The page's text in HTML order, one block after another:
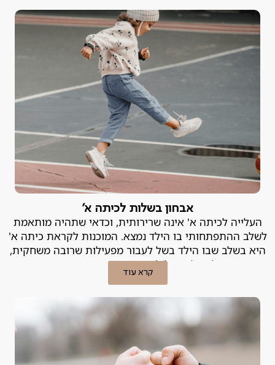
אבחון בשלות לכיתה א'
העלייה לכיתה א' אינה שרירותית, וכדאי שתהיה מותאמת
לשלב ההתפתחותי בו הילד נמצא. המוכנות לקראת כיתה א'
היא בשלב שבו הילד בשל לעבור מפעילות שרובה משחקית,
לפעילות של למידה מובנית ומסודרת.
קרא עוד